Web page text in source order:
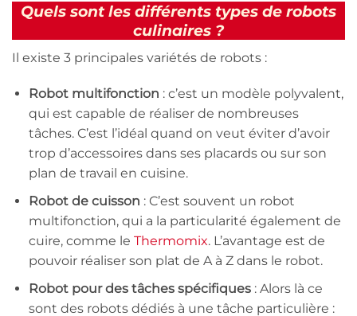
Quels sont les différents types de robots
culinaires ?
Il existe 3 principales variétés de robots :
Robot multifonction : c’est un modèle polyvalent,
qui est capable de réaliser de nombreuses
tâches. C’est l’idéal quand on veut éviter d’avoir
trop d’accessoires dans ses placards ou sur son
plan de travail en cuisine.
Robot de cuisson : C’est souvent un robot
multifonction, qui a la particularité également de
cuire, comme le Thermomix. L’avantage est de
pouvoir réaliser son plat de A à Z dans le robot.
Robot pour des tâches spécifiques: Alors là ce
sont des robots dédiés à une tâche particulière :